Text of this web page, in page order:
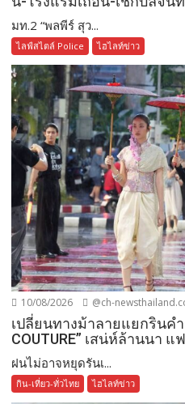
มท.2 “พลพีร์ สุว...
ไลฟ์สไตล์ Police ไฮไลท์ข่าว
10/08/2026 @ch-
เปลี่ยนทางม้าลายแยกรินคำ
COUTURE” เสน่ห์ล้านนา
ฝนไม่อาจหยุดรันเ...
กิน-เที่ยว-ทั่วไทย ไฮไลท์ข่าว